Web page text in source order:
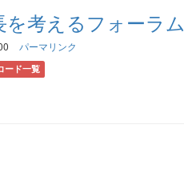
考えるフォーラム
パーマリンク
ード一覧